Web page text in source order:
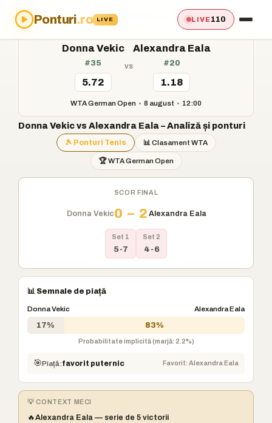
Ponturi.ro LIVE LIVE110
Acasă›Ponturi›Donna Vekic vs Alexandra Eala
Donna Vekic
#35
5.72
vs
Alexandra Eala
#20
1.18
WTA German Open • 8 august • 12:00
Donna Vekic vs Alexandra Eala – Analiză și ponturi
🎾 Ponturi Tenis 📊 Clasament WTA
🏆 WTA German Open
SCOR FINAL
Donna Vekic0 – 2 Alexandra Eala
Set 1
5-7
Set 2
4-6
📊 Semnale de piață
Donna Vekic Alexandra Eala
17% 83%
Probabilitate implicită (marjă: 2.2%)
🎯Piață:favorit puternic Favorit: Alexandra Eala
💡 CONTEXT MECI
🔥Alexandra Eala — serie de 5 victorii